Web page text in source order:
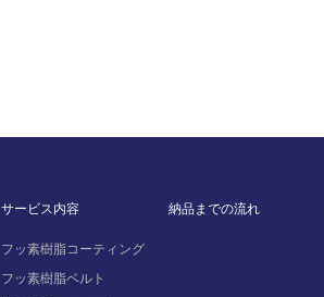
サービス内容
フッ素樹脂コーティング
フッ素樹脂ベルト
納品までの流れ